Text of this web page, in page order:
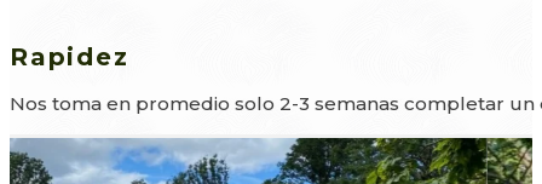
Rapidez
Nos toma en promedio solo 2-3 semanas completar un